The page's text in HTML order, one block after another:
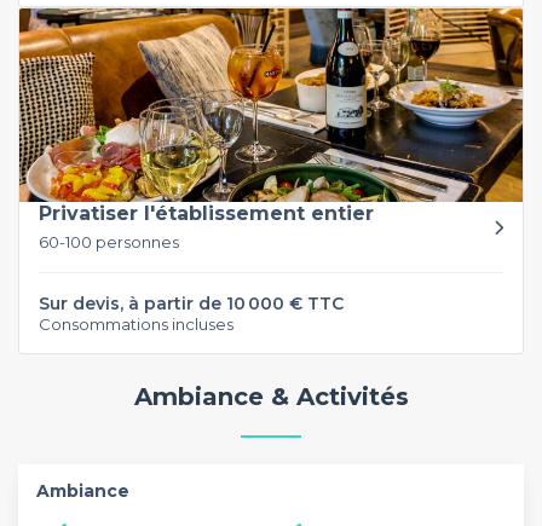
Privatiser l'établissement entier
60-100 personnes
Sur devis, à partir de 10 000 € TTC
Consommations incluses
Ambiance & Activités
Ambiance